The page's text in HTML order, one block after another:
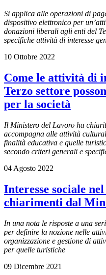
Si applica alle operazioni di
dispositivo elettronico per
donazioni liberali agli enti del
specifiche attività di interesse
10 Ottobre 2022
Come le attività di
Terzo settore
per la società
Il Ministero del Lavoro ha
accompagna alle attività
finalità educativa e quelle
secondo criteri generali e
04 Agosto 2022
Interesse sociale
chiarimenti dal
In una nota le risposte a una
per definire la nozione nelle
organizzazione e gestione di
per quelle turistiche
09 Dicembre 2021